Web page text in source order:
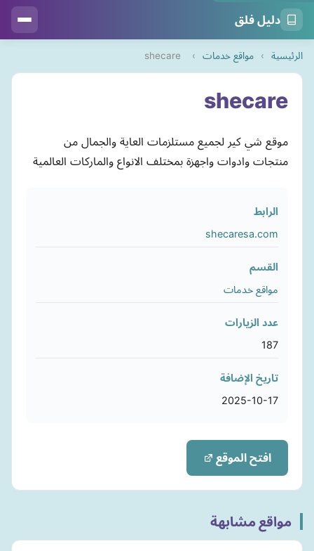
دليل فلق
الرئيسية › مواقع خدمات ›
shecare
shecare
موقع شي كير لجميع مستلزمات العاية والجمال من
منتجات وادوات واجهزة بمختلف الانواع والماركات العالمية
الرابط
shecaresa.com
القسم
مواقع خدمات
عدد الزيارات
187
تاريخ الإضافة
2025-10-17
افتح الموقع
مواقع مشابهة